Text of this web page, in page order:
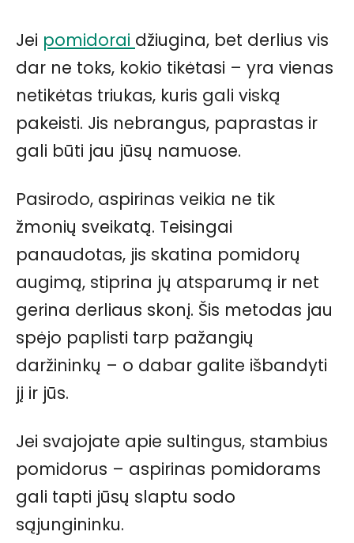
Jei pomidorai džiugina, bet derlius vis
dar ne toks, kokio tikėtasi – yra vienas
netikėtas triukas, kuris gali viską
pakeisti. Jis nebrangus, paprastas ir
gali būti jau jūsų namuose.
Pasirodo, aspirinas veikia ne tik
žmonių sveikatą. Teisingai
panaudotas, jis skatina pomidorų
augimą, stiprina jų atsparumą ir net
gerina derliaus skonį. Šis metodas jau
spėjo paplisti tarp pažangių
daržininkų – o dabar galite išbandyti
jį ir jūs.
Jei svajojate apie sultingus, stambius
pomidorus – aspirinas pomidorams
gali tapti jūsų slaptu sodo
sąjungininku.